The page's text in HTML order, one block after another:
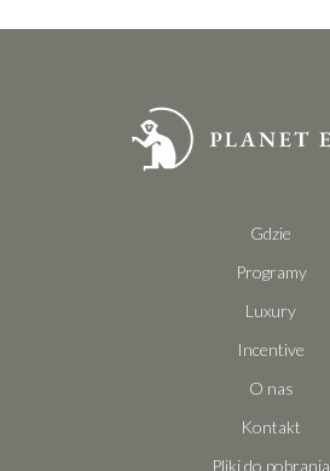
Gdzie
Programy
Luxury
Incentive
O nas
Kontakt
Pliki do pobrania